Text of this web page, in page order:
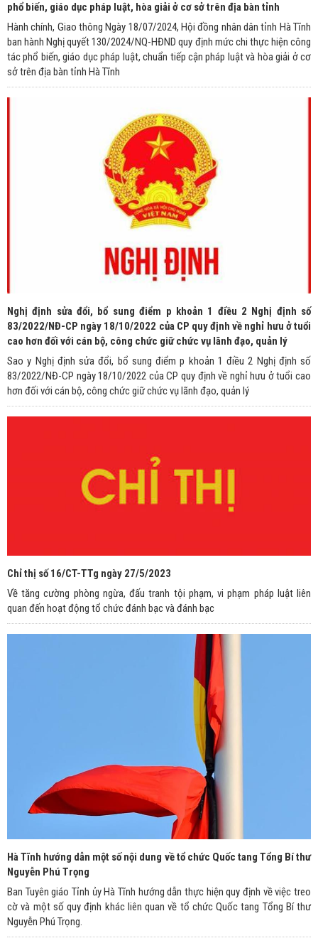
phổ biến, giáo dục pháp luật, hòa giải ở cơ sở trên địa bàn tỉnh
Hành chính, Giao thông Ngày 18/07/2024, Hội đồng nhân dân tỉnh Hà Tĩnh
ban hành Nghị quyết 130/2024/NQ-HĐND quy định mức chi thực hiện công
tác phổ biến, giáo dục pháp luật, chuẩn tiếp cận pháp luật và hòa giải ở cơ
sở trên địa bàn tỉnh Hà Tĩnh
Nghị định sửa đổi, bổ sung điểm p khoản 1 điều 2 Nghị định số
83/2022/NĐ-CP ngày 18/10/2022 của CP quy định về nghỉ hưu ở tuổi
cao hơn đối với cán bộ, công chức giữ chức vụ lãnh đạo, quản lý
Sao y Nghị định sửa đổi, bổ sung điểm p khoản 1 điều 2 Nghị định số
83/2022/NĐ-CP ngày 18/10/2022 của CP quy định về nghỉ hưu ở tuổi cao
hơn đối với cán bộ, công chức giữ chức vụ lãnh đạo, quản lý
Chỉ thị số 16/CT-TTg ngày 27/5/2023
Về tăng cường phòng ngừa, đấu tranh tội phạm, vi phạm pháp luật liên
quan đến hoạt động tổ chức đánh bạc và đánh bạc
Hà Tĩnh hướng dẫn một số nội dung về tổ chức Quốc tang Tổng Bí thư
Nguyễn Phú Trọng
Ban Tuyên giáo Tỉnh ủy Hà Tĩnh hướng dẫn thực hiện quy định về việc treo
cờ và một số quy định khác liên quan về tổ chức Quốc tang Tổng Bí thư
Nguyễn Phú Trọng.